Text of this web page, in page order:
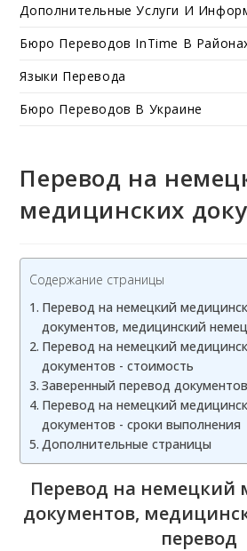
Дополнительные Услуги И
Бюро Переводов InTime В
Языки Перевода
Бюро Переводов В Украине
Перевод на
медицинских
Содержание страницы
Перевод на немецкий
документов, медицинский
Перевод на немецкий
документов - стоимость
Заверенный перевод документов
Перевод на немецкий
документов - сроки выполнения
Дополнительные страницы
Перевод на немецкий
документов,
перевод